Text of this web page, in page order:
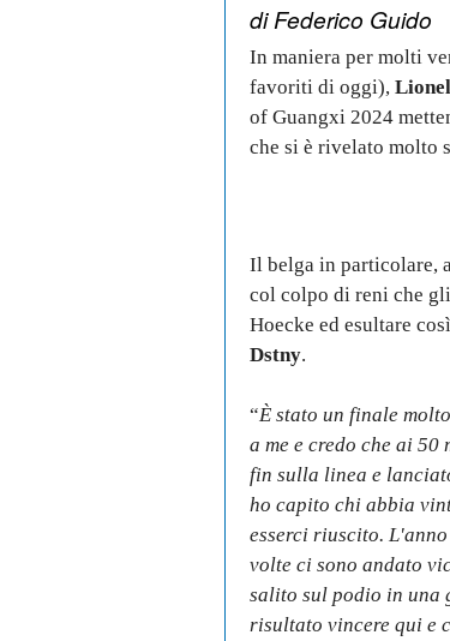
di Federico Guido
In maniera per molti
favoriti di oggi),
of Guangxi 2024
che si è rivelato molto
Il belga in particolare,
col colpo di reni che
Hoecke ed esultare
Dstny.
“È stato un finale
a me e credo che ai
fin sulla linea e
ho capito chi abbia
esserci riuscito.
volte ci sono andato
salito sul podio in una
risultato vincere qui e